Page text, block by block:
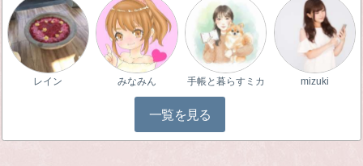
レイン みなみん 手帳と暮らすミカ mizuki
一覧を見る